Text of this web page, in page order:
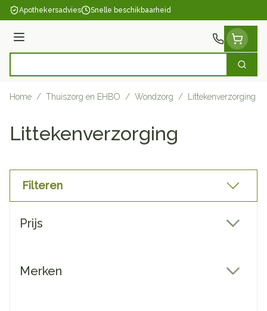
Ga naar de inhoud
Apothekersadvies Snelle beschikbaarheid
Menu
Zoek
Home / Thuiszorg en EHBO / Wondzorg / Littekenverzorging
Littekenverzorging
Filteren
Prijs
Merken